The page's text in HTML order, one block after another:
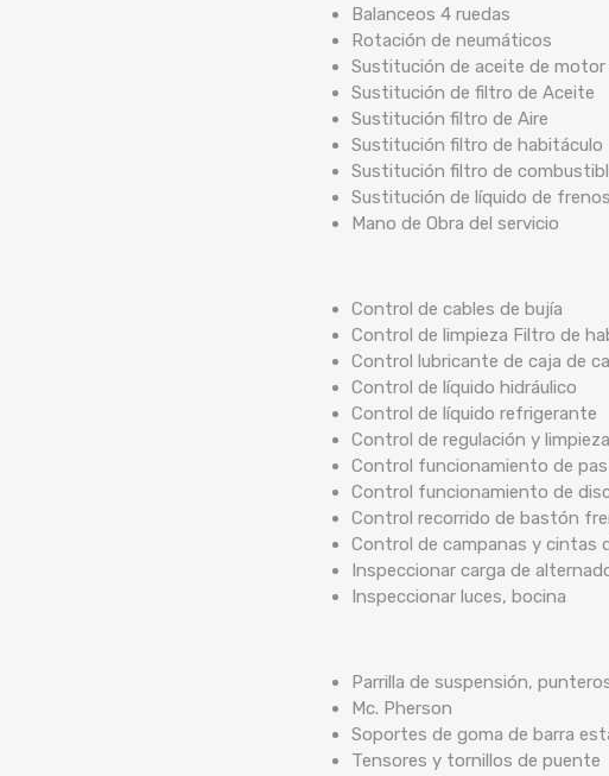
Balanceos 4 ruedas
Rotación de neumáticos
Sustitución de aceite de
Sustitución de filtro de Aceite
Sustitución filtro de Aire
Sustitución filtro de habitáculo
Sustitución filtro de
Sustitución de líquido de frenos
Mano de Obra del servicio
Control de cables de bujía
Control de limpieza Filtro de
Control lubricante de caja de
Control de líquido hidráulico
Control de líquido refrigerante
Control de regulación y
Control funcionamiento de
Control funcionamiento de
Control recorrido de bastón
Control de campanas y cintas
Inspeccionar carga de
Inspeccionar luces, bocina
Parrilla de suspensión,
Mc. Pherson
Soportes de goma de barra
Tensores y tornillos de puente